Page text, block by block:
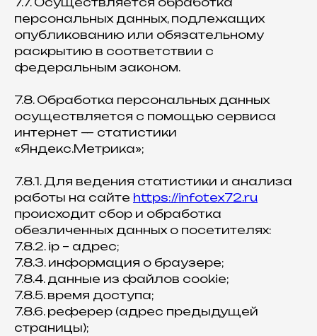
персональных данных, подлежащих
опубликованию или обязательному
раскрытию в соответствии с
федеральным законом.
7.8. Обработка персональных данных
осуществляется с помощью сервиса
интернет — статистики
«Яндекс.Метрика»;
7.8.1. Для ведения статистики и анализа
работы на сайте https://infotex72.ru
происходит сбор и обработка
обезличенных данных о посетителях:
7.8.2. ip – адрес;
7.8.3. информация о браузере;
7.8.4. данные из файлов cookie;
7.8.5. время доступа;
7.8.6. реферер (адрес предыдущей
страницы);